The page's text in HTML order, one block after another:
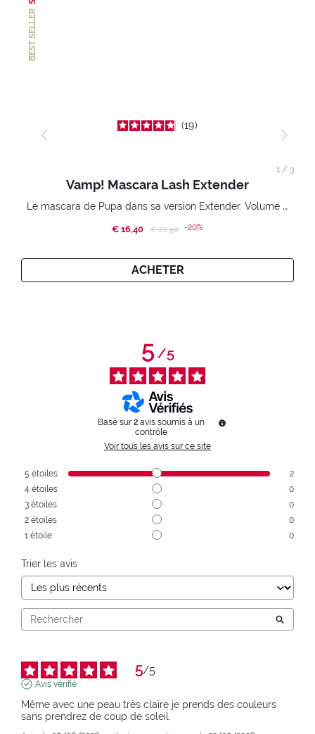
BEST SELLER
19
Vamp! Mascara Lash Extender
Le mascara de Pupa dans sa version Extender. Volume extension 3D. Des cils amplifiés et liftés à l’infini.
€ 16,40 Price reduced from
€ 20,50to-20%
ACHETER
1/ 3
5/5
Basé sur 2 avis soumis à un
contrôle
Voir tous les avis sur ce site
5 étoiles
2
4 étoiles
0
3 étoiles
0
2 étoiles
0
1 étoile 0
Trier les avis
5/5
Avis vérifié
Même avec une peau très claire je prends des couleurs
sans prendrez de coup de soleil.